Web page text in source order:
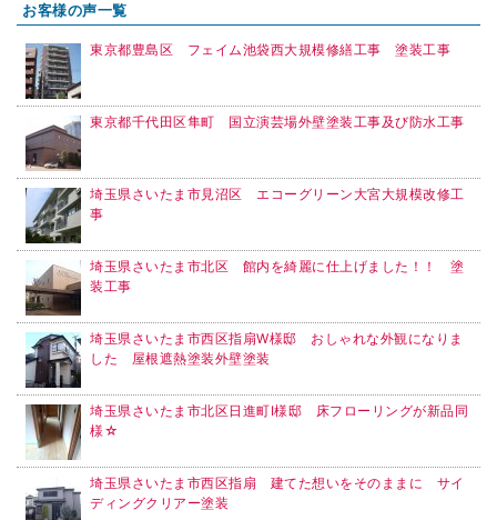
お客様の声一覧
東京都豊島区 フェイム池袋西大規模修繕工事 塗装工事
東京都千代田区隼町 国立演芸場外壁塗装工事及び防水工事
埼玉県さいたま市見沼区 エコーグリーン大宮大規模改修工
事
埼玉県さいたま市北区 館内を綺麗に仕上げました！！ 塗
装工事
埼玉県さいたま市西区指扇W様邸 おしゃれな外観になりま
した 屋根遮熱塗装外壁塗装
埼玉県さいたま市北区日進町I様邸 床フローリングが新品同
様☆
埼玉県さいたま市西区指扇 建てた想いをそのままに サイ
ディングクリアー塗装